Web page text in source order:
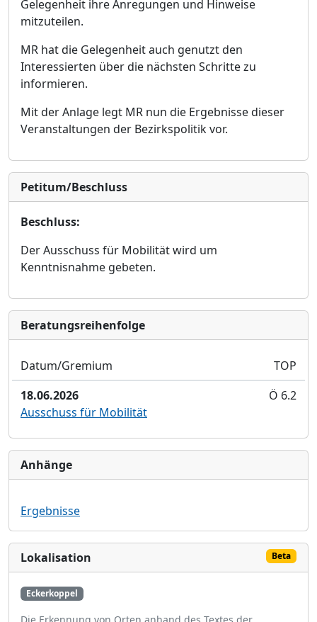
Gelegenheit ihre Anregungen und Hinweise
mitzuteilen.
MR hat die Gelegenheit auch genutzt den
Interessierten über die nächsten Schritte zu
informieren.
Mit der Anlage legt MR nun die Ergebnisse dieser
Veranstaltungen der Bezirkspolitik vor.
Petitum/Beschluss
Beschluss:
Der Ausschuss für Mobilität wird um
Kenntnisnahme gebeten.
Bera­tungs­reihen­folge
Datum/Gremium
TOP
18.06.2026
Ö 6.2
Ausschuss für Mobilität
Anhänge
Ergebnisse
Lokalisation Beta
Eckerkoppel